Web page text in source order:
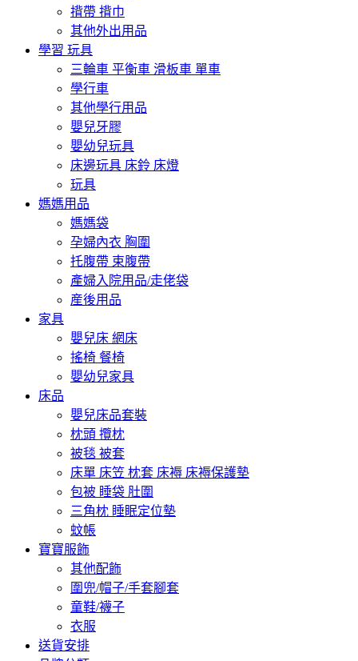
揹帶 揹巾
其他外出用品
學習 玩具
三輪車 平衡車 滑板車 單車
學行車
其他學行用品
嬰兒牙膠
嬰幼兒玩具
床邊玩具 床鈴 床燈
玩具
媽媽用品
媽媽袋
孕婦內衣 胸圍
托腹帶 束腹帶
產婦入院用品/走佬袋
産後用品
家具
嬰兒床 網床
搖椅 餐椅
嬰幼兒家具
床品
嬰兒床品套裝
枕頭 攬枕
被毯 被套
床單 床笠 枕套 床褥 床褥保護墊
包被 睡袋 肚圍
三角枕 睡眠定位墊
蚊帳
寶寶服飾
其他配飾
圍兜/帽子/手套腳套
童鞋/襪子
衣服
送貨安排